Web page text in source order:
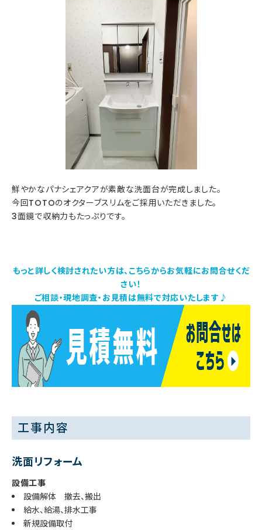
鮮やかなパナシェアクアが素敵な洗面台が完成しました。
今回TOTOのオクターブスリムをご採用いただきました。
3面鏡で収納力もたっぷりです。
もっと詳しく検討されたい方は、こちらからお気軽にお問合せくだ
さい！
ご相談・現地調査・お見積は無料で対応いたします♪
工事内容
洗面リフォーム
設備工事
設備解体 撤去、搬出
給水、給湯、排水工事
新規設備取付